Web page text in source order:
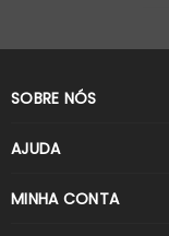
SOBRE NÓS
AJUDA
MINHA CONTA